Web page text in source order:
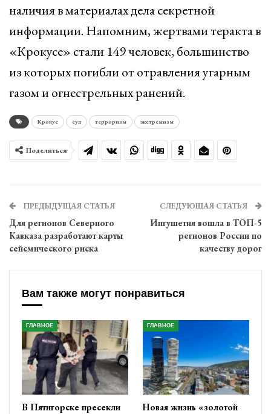
наличия в материалах дела секретной
информации. Напомним, жертвами теракта в
«Крокусе» стали 149 человек, большинство
из которых погибли от отравления угарным
газом и огнестрельных ранений.
Крокус суд терроризм экстремизм
Поделиться
ПРЕДЫДУЩАЯ СТАТЬЯ
Для регионов Северного
Кавказа разработают карты
сейсмического риска
СЛЕДУЮЩАЯ СТАТЬЯ
Ингушетия вошла в ТОП-5
регионов России по
качеству дорог
Вам также могут понравиться
ГЛАВНОЕ
В Пятигорске пресекли
ГЛАВНОЕ
Новая жизнь «золотой